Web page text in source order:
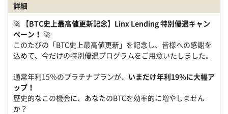
詳細
🚀 【BTC史上最高値更新記念】Linx Lending 特別優遇キャン
ペーン！ 🚀
このたびの「BTC史上最高値更新」を記念し、皆様への感謝を
込めて、今だけの特別優遇プログラムをご用意いたしました。
通常年利15％のプラチナプランが、 いまだけ年利19％に大幅ア
ップ！
歴史的なこの機会に、あなたのBTCを効率的に増やしません
か？